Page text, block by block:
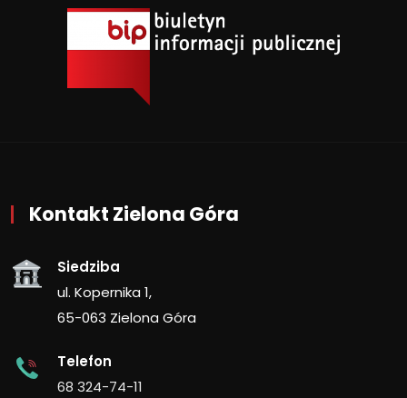
Kontakt Zielona Góra
Siedziba
ul. Kopernika 1,
65-063 Zielona Góra
Telefon
68 324-74-11